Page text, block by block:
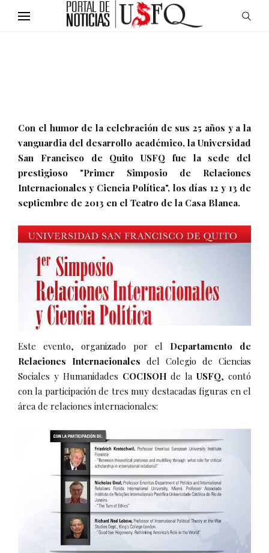
Con el humor de la celebración de sus 25 años y a la
vanguardia del desarrollo académico, la Universidad
San Francisco de Quito USFQ fue la sede del
prestigioso "Primer Simposio de Relaciones
Internacionales y Ciencia Política", los días 12 y 13 de
septiembre de 2013 en el Teatro de la Casa Blanca.
Este evento, organizado por el Departamento de
Relaciones Internacionales del Colegio de Ciencias
Sociales y Humanidades COCISOHde laUSFQ, contó
con la participación de tres muy destacadas figuras en el
área de relaciones internacionales: